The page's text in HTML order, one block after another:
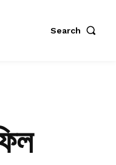
Search